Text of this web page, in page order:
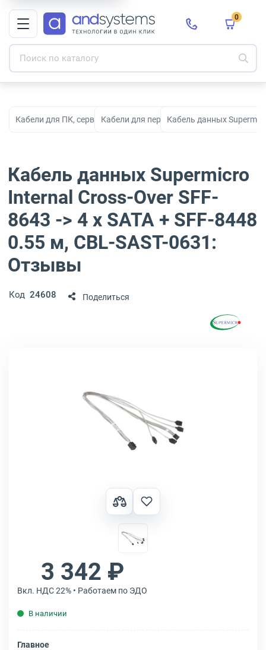
0
Кабели для ПК, серверов, сети, СКС и электропитания
Кабели для передачи данных
Кабель данных
Кабель данных Supermicro
Internal Cross-Over SFF-
8643 -> 4 x SATA + SFF-8448
0.55 м, CBL-SAST-0631:
Отзывы
Код 24608 Поделиться
3 342 ₽
Вкл. НДС 22% • Работаем по ЭДО
В наличии
Главное